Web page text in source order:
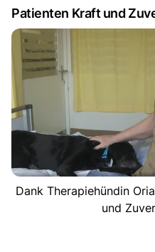
Patienten Kraft und
Dank Therapiehündin
und